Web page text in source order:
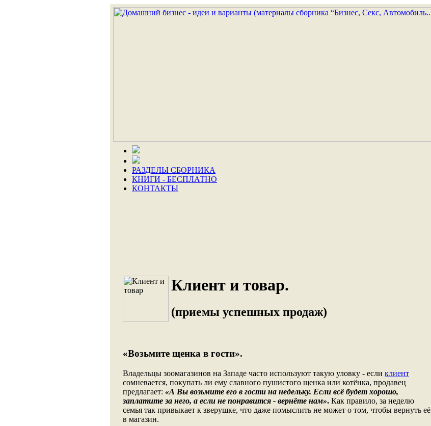
РАЗДЕЛЫ СБОРНИКА
КНИГИ - БЕСПЛАТНО
КОНТАКТЫ
Клиент и товар.
(приемы успешных продаж)
«Возьмите щенка в гости».
Владельцы зоомагазинов на Западе часто используют такую уловку - если клиент
сомневается, покупать ли ему славного пушистого щенка или котёнка, продавец
предлагает: «А Вы возьмите его в гости на недельку. Если всё будет хорошо,
заплатите за него, а если не понравится - вернёте нам». Как правило, за неделю
семья так привыкает к зверушке, что даже помыслить не может о том, чтобы вернуть её
в магазин.